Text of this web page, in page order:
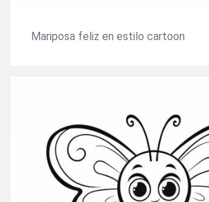
Mariposa feliz en estilo cartoon